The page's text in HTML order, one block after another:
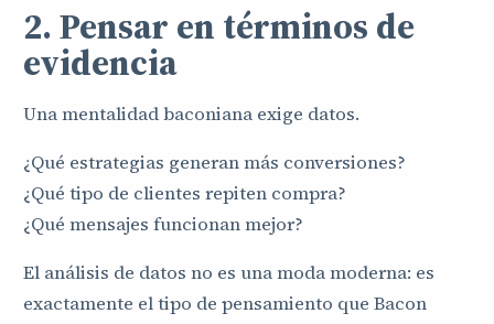
2. Pensar en términos de
evidencia
Una mentalidad baconiana exige datos.
¿Qué estrategias generan más conversiones?
¿Qué tipo de clientes repiten compra?
¿Qué mensajes funcionan mejor?
El análisis de datos no es una moda moderna: es
exactamente el tipo de pensamiento que Bacon